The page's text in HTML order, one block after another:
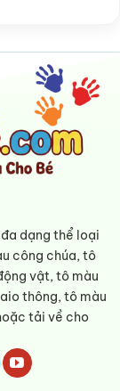
dạng thể loại
công chúa, tô
vật, tô màu
thông, tô màu
tải về cho